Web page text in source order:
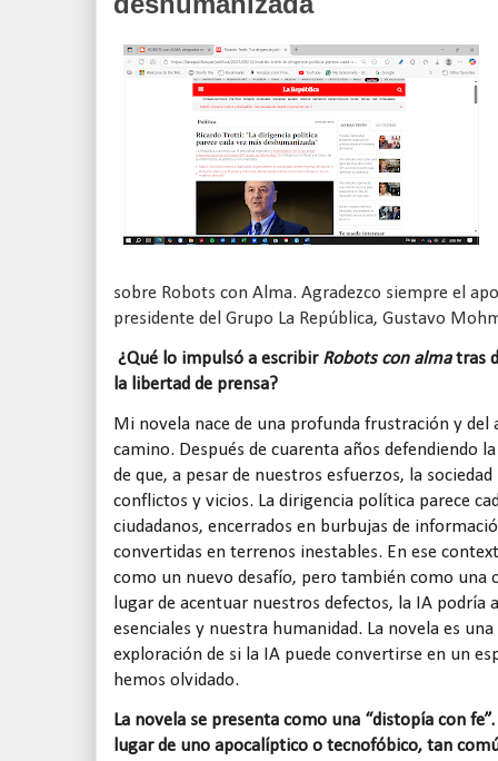
sobre Robots con Alma. Agradezco siempre el
presidente del Grupo La República, Gustavo
¿Qué lo impulsó a escribir Robots con almatras
la libertad de prensa?
Mi novela nace de una profunda frustración y
camino. Después de cuarenta años defendiendo
de que, a pesar de nuestros esfuerzos, la
conflictos y vicios. La dirigencia política parece
ciudadanos, encerrados en burbujas de
convertidas en terrenos inestables. En ese
como un nuevo desafío, pero también como una
lugar de acentuar nuestros defectos, la IA podría
esenciales y nuestra humanidad. La novela es
exploración de si la IA puede convertirse en un
hemos olvidado.
La novela se presenta como una “distopía con
lugar de uno apocalíptico o tecnofóbico, tan